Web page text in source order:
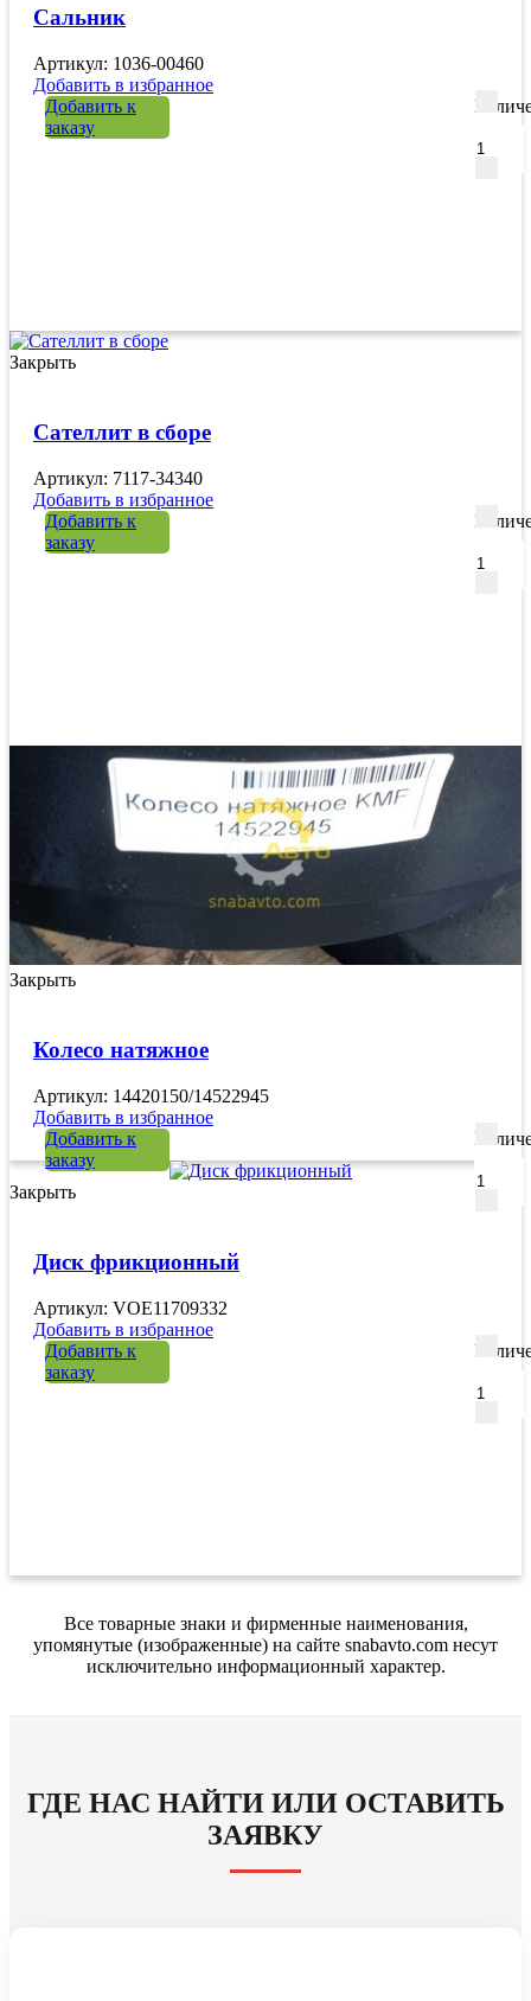
Сальник
Артикул: 1036-00460
Добавить в избранное
Добавить к
заказу
Закрыть
Сателлит в сборе
Артикул: 7117-34340
Добавить в избранное
Добавить к
заказу
Закрыть
Колесо натяжное
Артикул: 14420150/14522945
Добавить в избранное
Добавить к
заказу
Закрыть
Диск фрикционный
Артикул: VOE11709332
Добавить в избранное
Добавить к
заказу
Все товарные знаки и фирменные наименования,
упомянутые (изображенные) на сайте snabavto.com несут
исключительно информационный характер.
ГДЕ НАС НАЙТИ ИЛИ ОСТАВИТЬ
ЗАЯВКУ